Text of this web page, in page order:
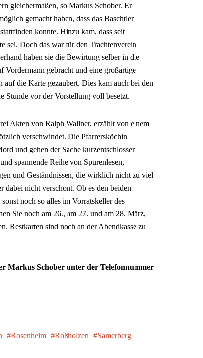
gleichermaßen, so Markus Schober. Er
gemacht haben, dass das Baschtler
konnte. Hinzu kam, dass seit
sei. Doch das war für den Trachtenverein
haben sie die Bewirtung selber in die
gebracht und eine großartige
die Karte gezaubert. Dies kam auch bei den
Stunde vor der Vorstellung voll besetzt.
Akten von Ralph Wallner, erzählt von einem
verschwindet. Die Pfarrersköchin
und gehen der Sache kurzentschlossen
spannende Reihe von Spurenlesen,
und Geständnissen, die wirklich nicht zu viel
dabei nicht verschont. Ob es den beiden
noch so alles im Vorratskeller des
Sie noch am 26., am 27. und am 28. März,
Restkarten sind noch an der Abendkasse zu
Markus Schober unter der Telefonnummer
Rosenheim Roßholzen
Samerberg